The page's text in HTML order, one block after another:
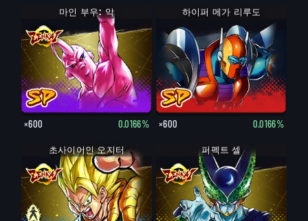
마인 부우: 악
×600 0.0166%
하이퍼 메가 리루도
×600 0.0166%
오지터
초사이어인 오지터 퍼펙트 셀